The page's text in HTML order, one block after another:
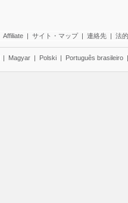
Affiliate | サイト・マップ | 連絡先 | 法
| Magyar | Polski | Português brasileiro